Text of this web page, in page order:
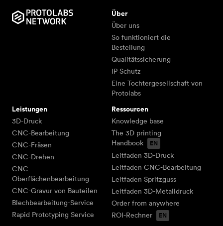
Über
Über uns
So funktioniert die
Bestellung
Qualitätssicherung
IP Schutz
Eine Tochtergesellschaft von
Protolabs
Leistungen
3D-Druck
CNC-Bearbeitung
CNC-Fräsen
CNC-Drehen
CNC-
Oberflächenbearbeitung
CNC-Gravur von Bauteilen
Blechbearbeitung-Service
Rapid Prototyping Service
Ressourcen
Knowledge base
The 3D printing
Handbook
Leitfaden 3D-Druck
Leitfaden CNC-Bearbeitung
Leitfaden Spritzguss
Leitfaden 3D-Metalldruck
Order from anywhere
ROI-Rechner